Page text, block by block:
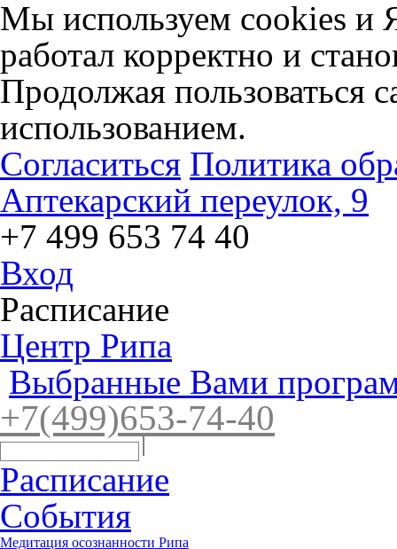
Мы используем cookies и
работал корректно и
Продолжая пользоваться
использованием.
Согласиться Политика
Аптекарский переулок, 9
+7 499 653 74 40
Вход
Расписание
Центр Рипа
Выбранные Вами
+7(499)653-74-40
Расписание
События
Медитация осознанности Рипа